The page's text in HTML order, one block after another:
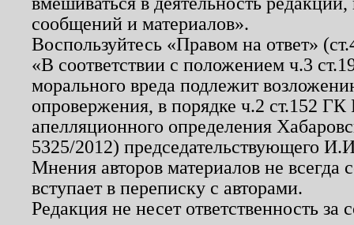
сообщений и материалов».
Воспользуйтесь «Правом на ответ»
«В соответствии с положением ч.3
морального вреда подлежит
опровержения, в порядке ч.2 ст.152
апелляционного определения
5325/2012) председательствующего
Мнения авторов материалов не
вступает в переписку с авторами.
Редакция не несет ответственность